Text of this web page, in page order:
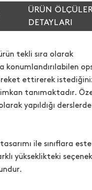
ÜRÜN
DETAYLARI
tekli sıra olarak
konumlandırılabilen
ettirerek
tanımaktadır.
yapıldığı
ile sınıflara
yükseklikteki